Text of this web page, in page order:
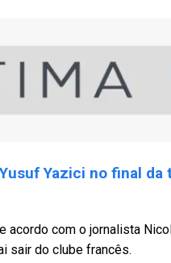
Yazici no final
acordo com o jornalista
sair do clube francês.